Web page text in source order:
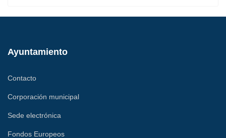
Ayuntamiento
Contacto
Corporación municipal
Sede electrónica
Fondos Europeos